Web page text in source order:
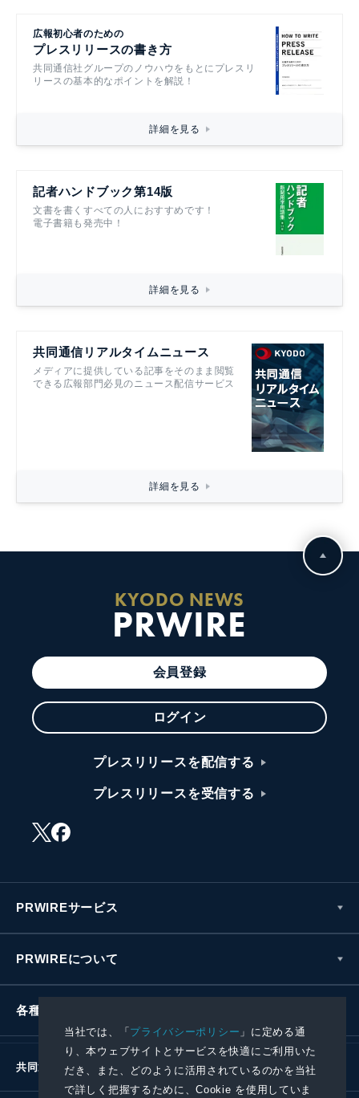
当社では、「プライバシーポリシー 」に定める通
り、本ウェブサイトとサービスを快適にご利用いた
だき、また、どのように活用されているのかを当社
で詳しく把握するために、Cookie を使用していま
広報初心者のための
プレスリリースの書き方
共同通信社グループのノウハウをもとにプレスリ
リースの基本的なポイントを解説！
詳細を見る
記者ハンドブック第14版
文書を書くすべての人におすすめです！
電子書籍も発売中！
詳細を見る
共同通信リアルタイムニュース
メディアに提供している記事をそのまま閲覧
できる広報部門必見のニュース配信サービス
詳細を見る
KYODO NEWS
PRWIRE
会員登録
ログイン
プレスリリースを配信する
プレスリリースを受信する
PRWIREサービス
PRWIREについて
各種お問い合わせ
共同通信社グループ